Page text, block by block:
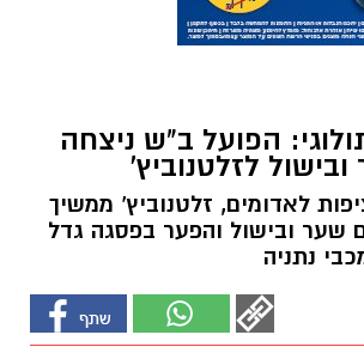
הפועל ב"ש ניצחה
לזלטנוביץ'
לאדומים, זלטנוביץ' ממשיך
שער ובישול והפער בפסגה גדל